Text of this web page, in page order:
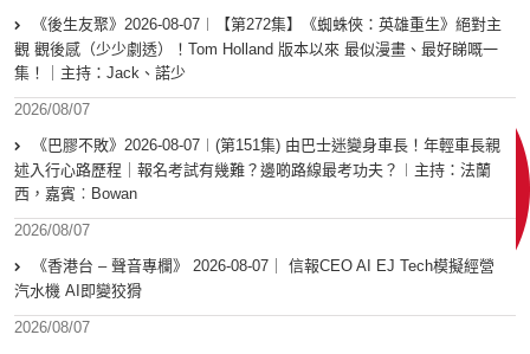
《後生友聚》2026-08-07︱【第272集】《蜘蛛俠：英雄重生》絕對主
觀 觀後感（少少劇透）！Tom Holland 版本以來 最似漫畫、最好睇嘅一
集！｜主持：Jack、諾少
2026/08/07
《巴膠不敗》2026-08-07︱(第151集) 由巴士迷變身車長！年輕車長親
述入行心路歷程｜報名考試有幾難？邊啲路線最考功夫？︱主持：法蘭
西，嘉賓︰Bowan
2026/08/07
《香港台 – 聲音專欄》 2026-08-07｜ 信報CEO AI EJ Tech模擬經營
汽水機 AI即變狡猾
2026/08/07